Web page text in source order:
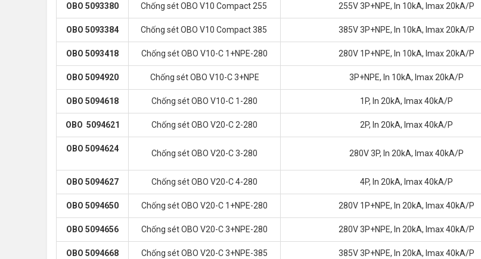
OBO 5093380 Chống sét OBO V10 Compact 255 255V 3P+NPE, In 10kA, Imax 20kA/P
OBO 5093384 Chống sét OBO V10 Compact 385 385V 3P+NPE, In 10kA, Imax 20kA/P
OBO 5093418 Chống sét OBO V10-C 1+NPE-280 280V 1P+NPE, In 10kA, Imax 20kA/P
OBO 5094920 Chống sét OBO V10-C 3+NPE 3P+NPE, In 10kA, Imax 20kA/P
OBO 5094618 Chống sét OBO V10-C 1-280 1P, In 20kA, Imax 40kA/P
OBO 5094621 Chống sét OBO V20-C 2-280 2P, In 20kA, Imax 40kA/P
OBO 5094624 Chống sét OBO V20-C 3-280 280V 3P, In 20kA, Imax 40kA/P
OBO 5094627 Chống sét OBO V20-C 4-280 4P, In 20kA, Imax 40kA/P
OBO 5094650 Chống sét OBO V20-C 1+NPE-280 280V 1P+NPE, In 20kA, Imax 40kA/P
OBO 5094656 Chống sét OBO V20-C 3+NPE-280 280V 3P+NPE, In 20kA, Imax 40kA/P
OBO 5094668 Chống sét OBO V20-C 3+NPE-385 385V 3P+NPE, In 20kA, Imax 40kA/P